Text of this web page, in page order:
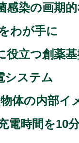
染の画期
わが手に
立つ創薬
システム
体の内部イ
時間を10